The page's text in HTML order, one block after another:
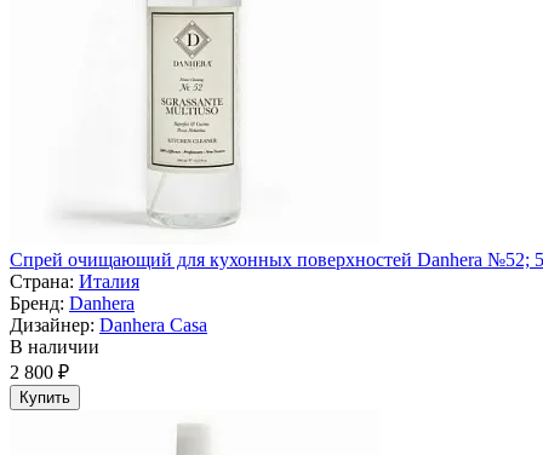
Спрей очищающий для кухонных поверхностей Danhera №52;
Страна: Италия
Бренд: Danhera
Дизайнер: Danhera Casa
В наличии
2 800 ₽
Купить